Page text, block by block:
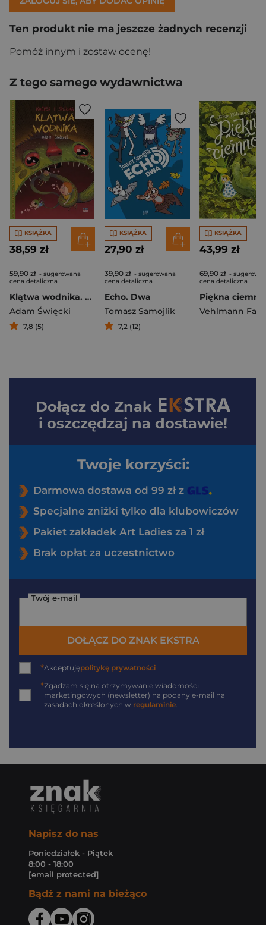
Ten produkt nie ma jeszcze żadnych recenzji
Pomóż innym i zostaw ocenę!
Z tego samego wydawnictwa
KSIĄŻKA
38,59 zł
59,90 zł - sugerowana
cena detaliczna
Klątwa wodnika. Kacper i spółka
Adam Święcki
7,8 (5)
KSIĄŻKA
27,90 zł
39,90 zł - sugerowana
cena detaliczna
Echo. Dwa
Tomasz Samojlik
7,2 (12)
KSIĄŻKA
43,99 zł
69,90 zł -
cena detaliczna
Vehlmann
Dołącz do Znak
i oszczędzaj na dostawie!
Twoje korzyści:
Darmowa dostawa od 99 zł z
Specjalne zniżki tylko dla klubowiczów
Pakiet zakładek Art Ladies za 1 zł
Brak opłat za uczestnictwo
Twój e-mail
DOŁĄCZ DO ZNAK EKSTRA
*Akceptujępolitykę prywatności
*Zgadzam się na otrzymywanie wiadomości
marketingowych (newsletter) na podany e-mail na
zasadach określonych w regulaminie
Napisz do nas
Poniedziałek - Piątek
8:00 - 18:00
[email protected]
Bądź z nami na bieżąco